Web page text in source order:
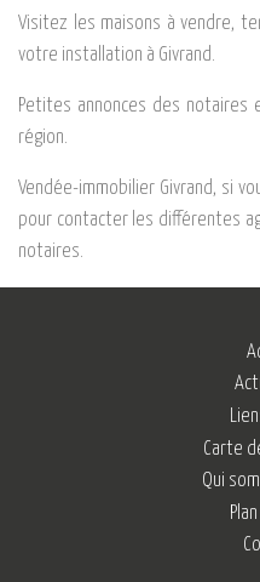
Visitez les maisons à vendre,
votre installation à Givrand.
Petites annonces des notaires
région.
Vendée-immobilier Givrand, si
pour contacter les différentes
notaires.
Carte
Qui